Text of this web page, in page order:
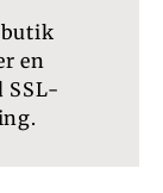
en
SSL-